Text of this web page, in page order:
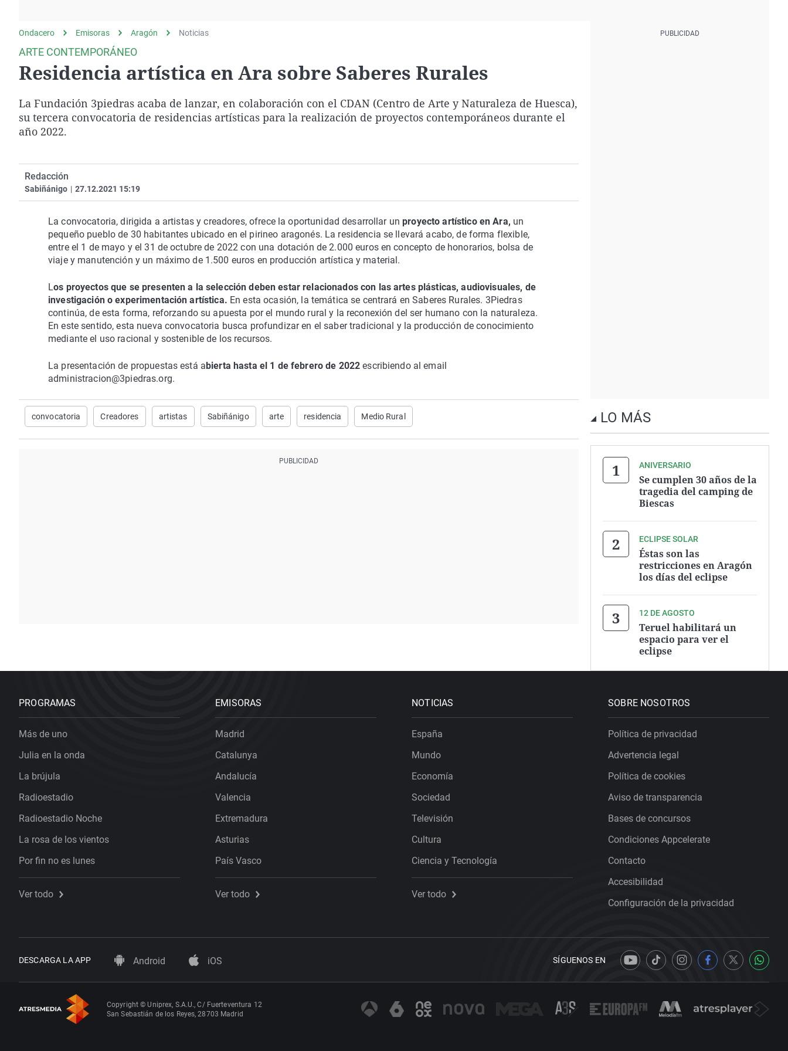
Como el perro y el
gato
Operación Viuda
Negra
Ondacero Emisoras Aragón Noticias
ARTE CONTEMPORÁNEO
Residencia artística en Ara sobre Saberes Rurales
La Fundación 3piedras acaba de lanzar, en colaboración con el CDAN (Centro de Arte y Naturaleza de Huesca),
su tercera convocatoria de residencias artísticas para la realización de proyectos contemporáneos durante el
año 2022.
Redacción
Sabiñánigo | 27.12.2021 15:19
La convocatoria, dirigida a artistas y creadores, ofrece la oportunidad desarrollar un proyecto artístico en Ara, un
pequeño pueblo de 30 habitantes ubicado en el pirineo aragonés. La residencia se llevará acabo, de forma flexible,
entre el 1 de mayo y el 31 de octubre de 2022 con una dotación de 2.000 euros en concepto de honorarios, bolsa de
viaje y manutención y un máximo de 1.500 euros en producción artística y material.
Los proyectos que se presenten a la selección deben estar relacionados con las artes plásticas, audiovisuales, de
investigación o experimentación artística. En esta ocasión, la temática se centrará en Saberes Rurales. 3Piedras
continúa, de esta forma, reforzando su apuesta por el mundo rural y la reconexión del ser humano con la naturaleza.
En este sentido, esta nueva convocatoria busca profundizar en el saber tradicional y la producción de conocimiento
mediante el uso racional y sostenible de los recursos.
La presentación de propuestas está abierta hasta el 1 de febrero de 2022 escribiendo al email
administracion@3piedras.org.
convocatoria Creadores artistas Sabiñánigo arte residencia Medio Rural LO MÁS
ANIVERSARIO
Se cumplen 30 años de la
tragedia del camping de
Biescas
ECLIPSE SOLAR
Éstas son las
restricciones en Aragón
los días del eclipse
12 DE AGOSTO
Teruel habilitará un
espacio para ver el
eclipse
PROGRAMAS
Más de uno
Julia en la onda
La brújula
Radioestadio
Radioestadio Noche
La rosa de los vientos
Por fin no es lunes
Ver todo
EMISORAS
Madrid
Catalunya
Andalucía
Valencia
Extremadura
Asturias
País Vasco
Ver todo
NOTICIAS
España
Mundo
Economía
Sociedad
Televisión
Cultura
Ciencia y Tecnología
Ver todo
SOBRE NOSOTROS
Política de privacidad
Advertencia legal
Política de cookies
Aviso de transparencia
Bases de concursos
Condiciones Appcelerate
Contacto
Accesibilidad
Configuración de la privacidad
DESCARGA LA APP Android iOS SÍGUENOS EN
Copyright © Uniprex, S.A.U., C/ Fuerteventura 12
San Sebastián de los Reyes, 28703 Madrid